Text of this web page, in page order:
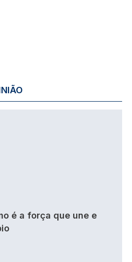
é a força que une e